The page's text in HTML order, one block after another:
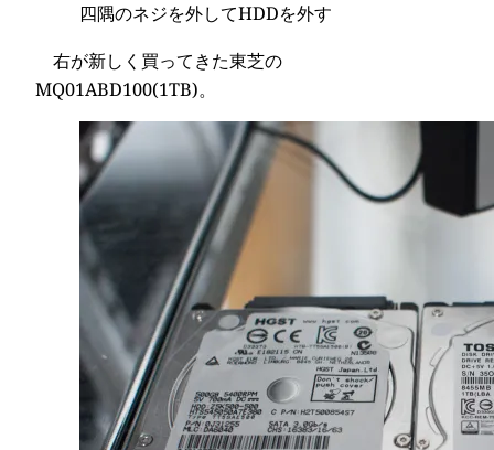
四隅のネジを外してHDDを外す
右が新しく買ってきた東芝の
MQ01ABD100(1TB)。